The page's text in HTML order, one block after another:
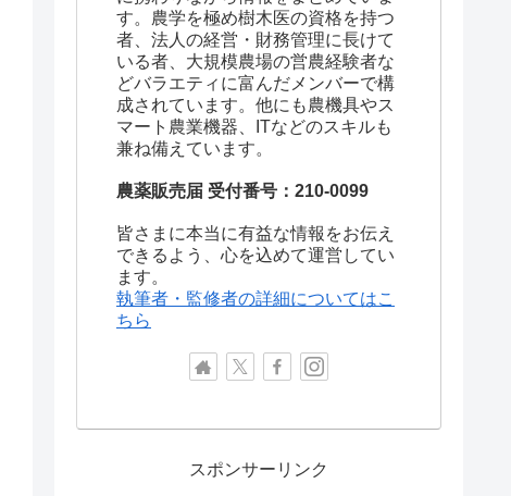
す。農学を極め樹木医の資格を持つ
者、法人の経営・財務管理に長けて
いる者、大規模農場の営農経験者な
どバラエティに富んだメンバーで構
成されています。他にも農機具やス
マート農業機器、ITなどのスキルも
兼ね備えています。
農薬販売届 受付番号：210-0099
皆さまに本当に有益な情報をお伝え
できるよう、心を込めて運営してい
ます。
執筆者・監修者の詳細についてはこ
ちら
スポンサーリンク